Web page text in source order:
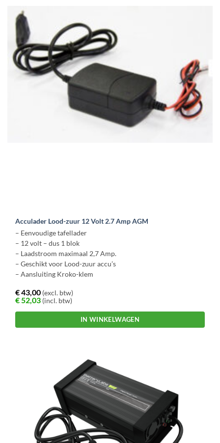
Acculader Lood-zuur 12 Volt 2.7 Amp AGM
– Eenvoudige tafellader
– 12 volt – dus 1 blok
– Laadstroom maximaal 2,7 Amp.
– Geschikt voor Lood-zuur accu’s
– Aansluiting Kroko-klem
€43,00 (excl. btw)
€52,03 (incl. btw)
IN WINKELWAGEN